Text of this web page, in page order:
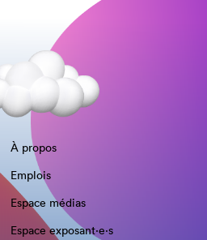
À propos
Emplois
Espace médias
Espace exposant·e⋅s